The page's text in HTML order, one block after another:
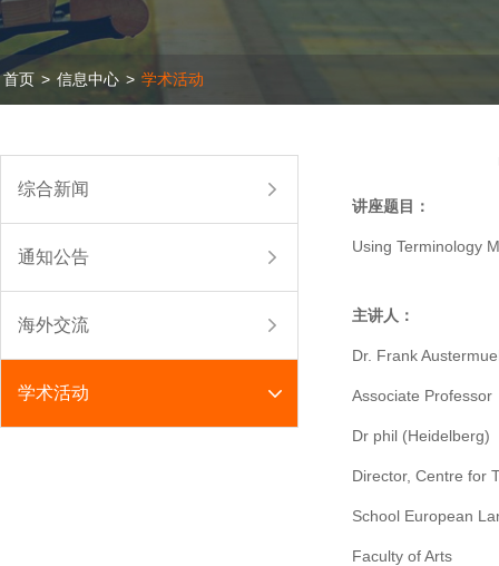
首页 > 信息中心 > 学术活动
综合新闻
通知公告
海外交流
学术活动
讲座题目：
Using Terminology
主讲人：
Dr. Frank
Associate Professor
Dr phil (Heidelberg)
Director, Centre for
School European
Faculty of Arts